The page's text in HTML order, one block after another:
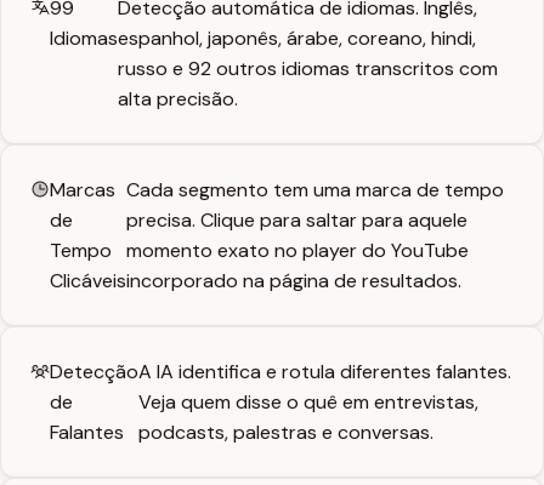
99
Idiomas
Detecção automática de idiomas. Inglês,
espanhol, japonês, árabe, coreano, hindi,
russo e 92 outros idiomas transcritos com
alta precisão.
Marcas
de
Tempo
Clicáveis
Cada segmento tem uma marca de tempo
precisa. Clique para saltar para aquele
momento exato no player do YouTube
incorporado na página de resultados.
Detecção
de
Falantes
A IA identifica e rotula diferentes falantes.
Veja quem disse o quê em entrevistas,
podcasts, palestras e conversas.